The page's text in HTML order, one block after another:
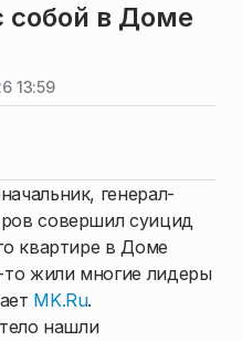
собой в Доме
13:59
генерал-
совершил суицид
квартире в Доме
то жили многие лидеры
MK.Ru.
нашли